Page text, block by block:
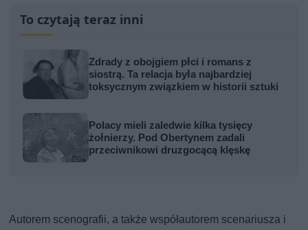
To czytają teraz inni
Zdrady z obojgiem płci i romans z
siostrą. Ta relacja była najbardziej
toksycznym związkiem w historii sztuki
Polacy mieli zaledwie kilka tysięcy
żołnierzy. Pod Obertynem zadali
przeciwnikowi druzgocącą klęskę
Autorem scenografii, a także współautorem scenariusza i